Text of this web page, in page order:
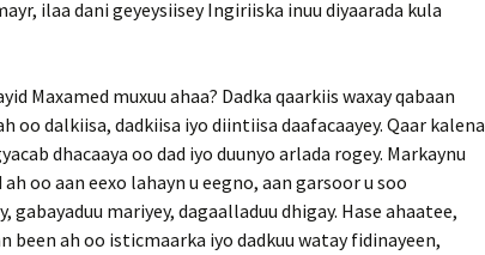
ilaa dani geyeysiisey Ingiriiska inuu diyaarada kula
Maxamed muxuu ahaa? Dadka qaarkiis waxay qabaan
oo dalkiisa, dadkiisa iyo diintiisa daafacaayey. Qaar kalena
dhacaaya oo dad iyo duunyo arlada rogey. Markaynu
oo aan eexo lahayn u eegno, aan garsoor u soo
gabayaduu mariyey, dagaalladuu dhigay. Hase ahaatee,
been ah oo isticmaarka iyo dadkuu watay fidinayeen,